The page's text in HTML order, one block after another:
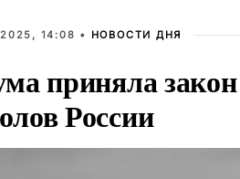
14:08 • НОВОСТИ ДНЯ
приняла
России